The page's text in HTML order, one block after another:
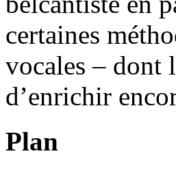
certaines
vocales – dont
d’enrichir
Plan